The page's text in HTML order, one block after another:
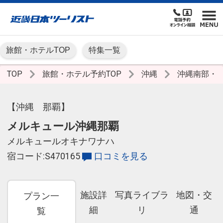
旅館・ホテルTOP 特集一覧
TOP 旅館・ホテル予約TOP 沖縄 沖縄南部・
【沖縄 那覇】
メルキュール沖縄那覇
メルキュールオキナワナハ
宿コード:S470165
口コミを見る
プラン一
覧
施設詳
細
写真ライブラ
リ
地図・交
通